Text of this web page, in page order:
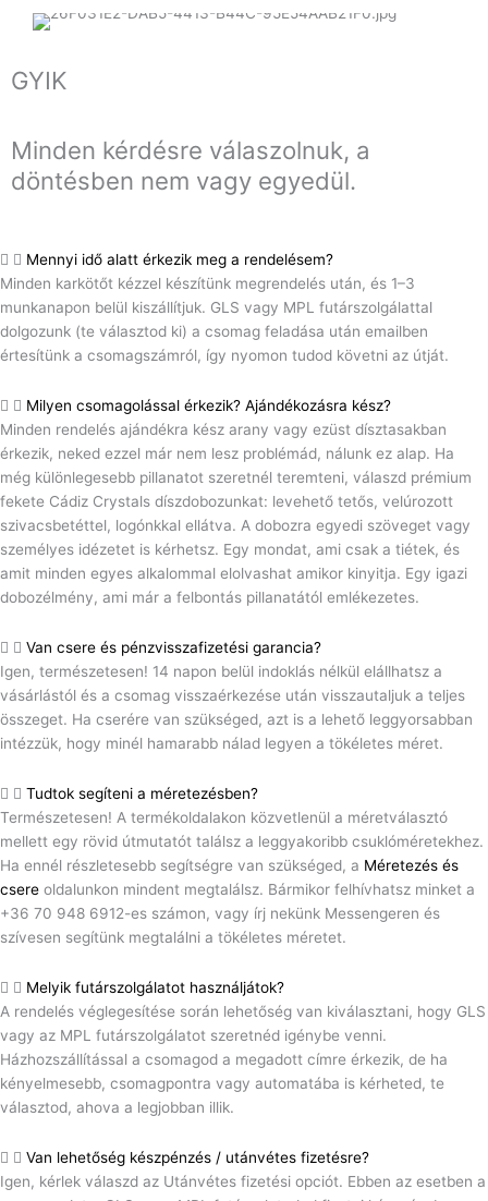
GYIK
Minden kérdésre válaszolnuk, a
döntésben nem vagy egyedül.
Mennyi idő alatt érkezik meg a rendelésem?
Minden karkötőt kézzel készítünk megrendelés után, és 1–3
munkanapon belül kiszállítjuk. GLS vagy MPL futárszolgálattal
dolgozunk (te választod ki) a csomag feladása után emailben
értesítünk a csomagszámról, így nyomon tudod követni az útját.
Milyen csomagolással érkezik? Ajándékozásra kész?
Minden rendelés ajándékra kész arany vagy ezüst dísztasakban
érkezik, neked ezzel már nem lesz problémád, nálunk ez alap. Ha
még különlegesebb pillanatot szeretnél teremteni, válaszd prémium
fekete Cádiz Crystals díszdobozunkat: levehető tetős, velúrozott
szivacsbetéttel, logónkkal ellátva. A dobozra egyedi szöveget vagy
személyes idézetet is kérhetsz. Egy mondat, ami csak a tiétek, és
amit minden egyes alkalommal elolvashat amikor kinyitja. Egy igazi
dobozélmény, ami már a felbontás pillanatától emlékezetes.
Van csere és pénzvisszafizetési garancia?
Igen, természetesen! 14 napon belül indoklás nélkül elállhatsz a
vásárlástól és a csomag visszaérkezése után visszautaljuk a teljes
összeget. Ha cserére van szükséged, azt is a lehető leggyorsabban
intézzük, hogy minél hamarabb nálad legyen a tökéletes méret.
Tudtok segíteni a méretezésben?
Természetesen! A termékoldalakon közvetlenül a méretválasztó
mellett egy rövid útmutatót találsz a leggyakoribb csuklóméretekhez.
Ha ennél részletesebb segítségre van szükséged, a Méretezés és
csere oldalunkon mindent megtalálsz. Bármikor felhívhatsz minket a
+36 70 948 6912-es számon, vagy írj nekünk Messengeren és
szívesen segítünk megtalálni a tökéletes méretet.
Melyik futárszolgálatot használjátok?
A rendelés véglegesítése során lehetőség van kiválasztani, hogy GLS
vagy az MPL futárszolgálatot szeretnéd igénybe venni.
Házhozszállítással a csomagod a megadott címre érkezik, de ha
kényelmesebb, csomagpontra vagy automatába is kérheted, te
választod, ahova a legjobban illik.
Van lehetőség készpénzés / utánvétes fizetésre?
Igen, kérlek válaszd az Utánvétes fizetési opciót. Ebben az esetben a